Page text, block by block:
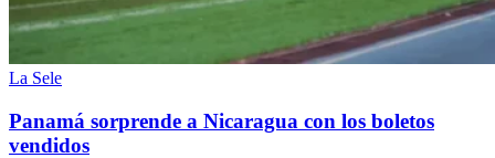
La Sele
Panamá sorprende a Nicaragua con los boletos
vendidos